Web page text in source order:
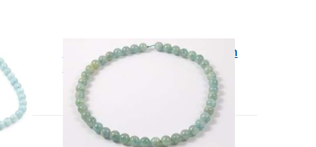
Aigue-marine boules 10-11mm
fil de perles